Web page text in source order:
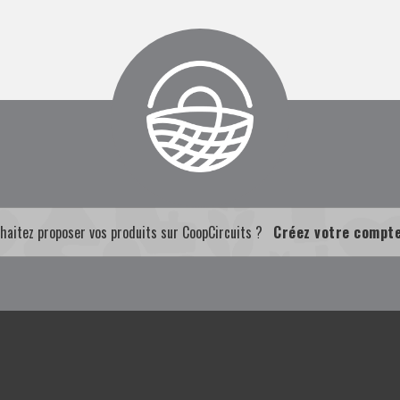
proposer vos produits sur CoopCircuits ? Créez votre